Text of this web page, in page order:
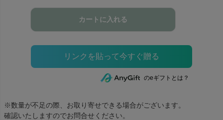
カートに入れる
のeギフトとは？
※数量が不足の際、お取り寄せできる場合がございます。
確認いたしますのでお問合せください。